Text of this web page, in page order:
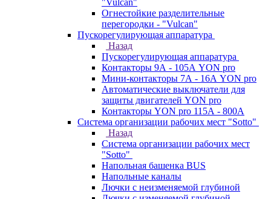
"Vulcan"
Огнестойкие разделительные
перегородки - "Vulcan"
Пускорегулирующая аппаратура
Назад
Пускорегулирующая аппаратура
Контакторы 9А - 105А YON pro
Мини-контакторы 7А - 16А YON pro
Автоматические выключатели для
защиты двигателей YON pro
Контакторы YON pro 115А - 800А
Система организации рабочих мест "Sotto"
Назад
Система организации рабочих мест
"Sotto"
Напольная башенка BUS
Напольные каналы
Лючки с неизменяемой глубиной